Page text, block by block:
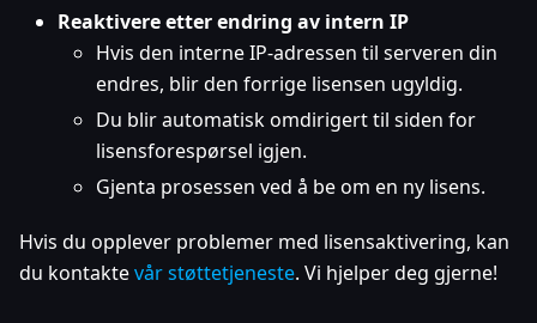
Reaktivere etter endring av intern IP
Hvis den interne IP-adressen til serveren din
endres, blir den forrige lisensen ugyldig.
Du blir automatisk omdirigert til siden for
lisensforespørsel igjen.
Gjenta prosessen ved å be om en ny lisens.
Hvis du opplever problemer med lisensaktivering, kan
du kontaktevår støttetjeneste. Vi hjelper deg gjerne!